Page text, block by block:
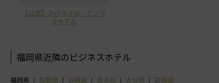
【公式】アパ ホテル｜ビジネ
スホテル
福岡県近隣のビジネスホテル
福岡県 佐賀県 長崎県 熊本県 大分県
宮崎県